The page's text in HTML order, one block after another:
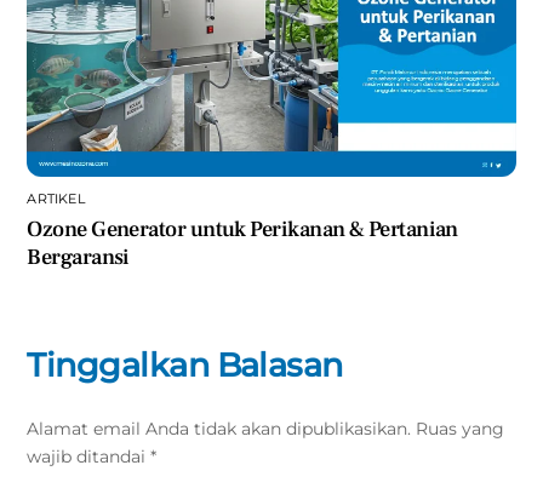
ARTIKEL
Ozone Generator untuk Perikanan & Pertanian
Bergaransi
Tinggalkan Balasan
Alamat email Anda tidak akan dipublikasikan. Ruas yang
wajib ditandai*